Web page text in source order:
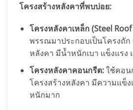
โครงสร้างหลังคาที่พบบ่อย:
โครงหลังคาเหล็ก (Steel
พรรณมาประกอบเป็นโครงถัก
หลังคา มีน้ำหนักเบา แข็งแรง
โครงหลังคาคอนกรีต:ใช้คอน
โครงสร้างหลังคา มีความแข็
หนักมาก